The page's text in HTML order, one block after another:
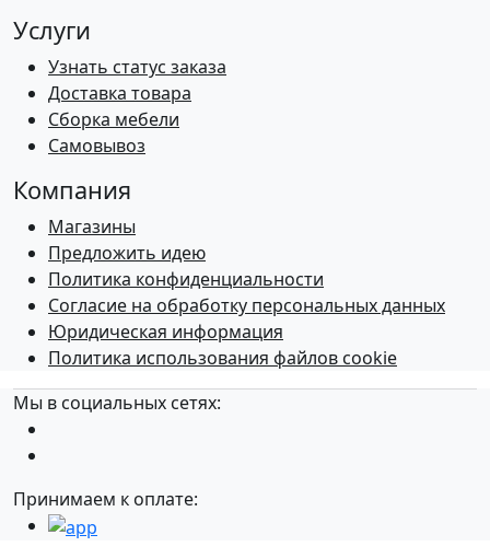
Услуги
Узнать статус заказа
Доставка товара
Сборка мебели
Самовывоз
Компания
Магазины
Предложить идею
Политика конфиденциальности
Согласие на обработку персональных данных
Юридическая информация
Политика использования файлов cookie
Мы в социальных сетях:
Принимаем к оплате: